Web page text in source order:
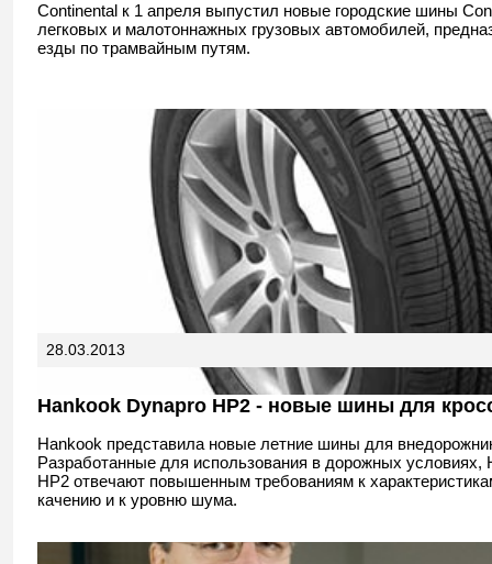
Continental к 1 апреля выпустил новые городские шины
легковых и малотоннажных грузовых автомобилей,
езды по трамвайным путям.
28.03.2013
Hankook Dynapro HP2 - новые шины для
Hankook представила новые летние шины для
Разработанные для использования в дорожных условиях,
HP2 отвечают повышенным требованиям к
качению и к уровню шума.